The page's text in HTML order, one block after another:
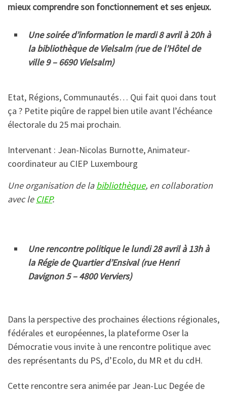
mieux comprendre son fonctionnement et ses enjeux.
Une soirée d’information le mardi 8 avril à 20h à
la bibliothèque de Vielsalm (rue de l’Hôtel de
ville 9 – 6690 Vielsalm)
Etat, Régions, Communautés… Qui fait quoi dans tout
ça ? Petite piqûre de rappel bien utile avant l’échéance
électorale du 25 mai prochain.
Intervenant : Jean-Nicolas Burnotte, Animateur-
coordinateur au CIEP Luxembourg
Une organisation de labibliothèque, en collaboration
avec le CIEP.
Une rencontre politique le lundi 28 avril à 13h à
la Régie de Quartier d’Ensival (rue Henri
Davignon 5 – 4800 Verviers)
Dans la perspective des prochaines élections régionales,
fédérales et européennes, la plateforme Oser la
Démocratie vous invite à une rencontre politique avec
des représentants du PS, d’Ecolo, du MR et du cdH.
Cette rencontre sera animée par Jean-Luc Degée de